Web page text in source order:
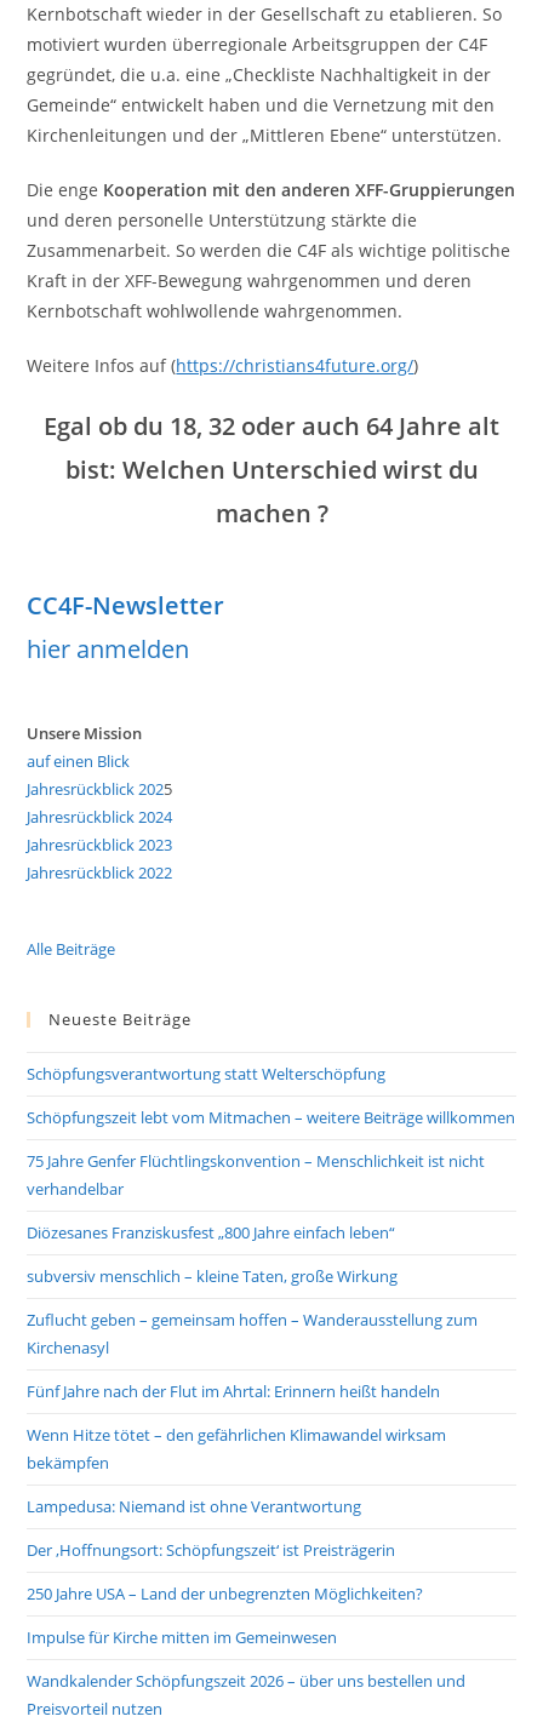
Kernbotschaft wieder in der Gesellschaft zu etablieren. So
motiviert wurden überregionale Arbeitsgruppen der C4F
gegründet, die u.a. eine „Checkliste Nachhaltigkeit in der
Gemeinde“ entwickelt haben und die Vernetzung mit den
Kirchenleitungen und der „Mittleren Ebene“ unterstützen.
Die enge Kooperation mit den anderen XFF-Gruppierungen
und deren personelle Unterstützung stärkte die
Zusammenarbeit. So werden die C4F als wichtige politische
Kraft in der XFF-Bewegung wahrgenommen und deren
Kernbotschaft wohlwollende wahrgenommen.
Weitere Infos auf (https://christians4future.org/)
Egal ob du 18, 32 oder auch 64 Jahre alt
bist: Welchen Unterschied wirst du
machen ?
CC4F-Newsletter
hier anmelden
Unsere Mission
auf einen Blick
Jahresrückblick 2025
Jahresrückblick 2024
Jahresrückblick 2023
Jahresrückblick 2022
Alle Beiträge
Neueste Beiträge
Schöpfungsverantwortung statt Welterschöpfung
Schöpfungszeit lebt vom Mitmachen – weitere Beiträge willkommen
75 Jahre Genfer Flüchtlingskonvention – Menschlichkeit ist nicht
verhandelbar
Diözesanes Franziskusfest „800 Jahre einfach leben“
subversiv menschlich – kleine Taten, große Wirkung
Zuflucht geben – gemeinsam hoffen – Wanderausstellung zum
Kirchenasyl
Fünf Jahre nach der Flut im Ahrtal: Erinnern heißt handeln
Wenn Hitze tötet – den gefährlichen Klimawandel wirksam
bekämpfen
Lampedusa: Niemand ist ohne Verantwortung
Der ‚Hoffnungsort: Schöpfungszeit‘ ist Preisträgerin
250 Jahre USA – Land der unbegrenzten Möglichkeiten?
Impulse für Kirche mitten im Gemeinwesen
Wandkalender Schöpfungszeit 2026 – über uns bestellen und
Preisvorteil nutzen